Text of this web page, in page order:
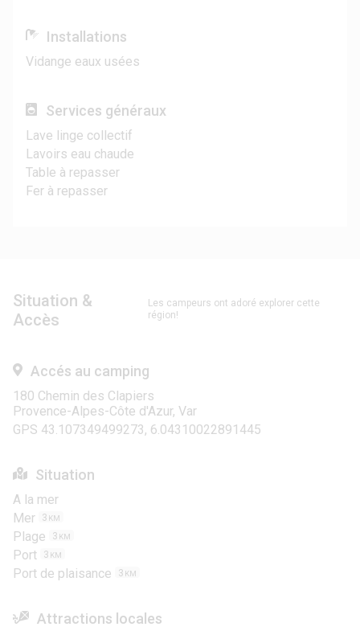
Installations
Vidange eaux usées
Services généraux
Lave linge collectif
Lavoirs eau chaude
Table à repasser
Fer à repasser
Situation &
Accès
Les campeurs ont adoré explorer cette
région!
Accés au camping
180 Chemin des Clapiers
Provence-Alpes-Côte d'Azur, Var
GPS 43.107349499273, 6.04310022891445
Situation
A la mer
Mer
3 KM
Plage 3 KM
Port 3 KM
Port de plaisance 3 KM
Attractions locales